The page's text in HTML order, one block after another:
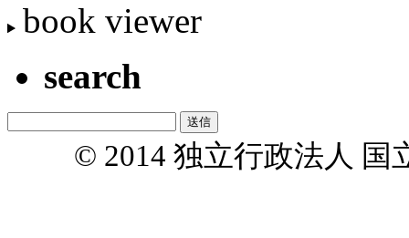
book viewer
search
© 2014 独立行政法人 国